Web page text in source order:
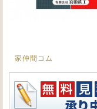
家仲間コム